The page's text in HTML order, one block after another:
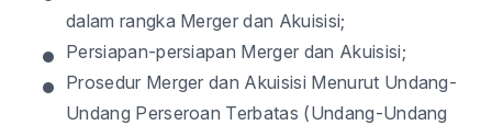
dalam rangka Merger dan Akuisisi;
• Persiapan-persiapan Merger dan Akuisisi;
• Prosedur Merger dan Akuisisi Menurut Undang-
Undang Perseroan Terbatas (Undang-Undang